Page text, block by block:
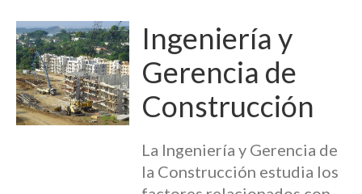
Ingeniería y
Gerencia de
Construcción
La Ingeniería y Gerencia de
la Construcción estudia los